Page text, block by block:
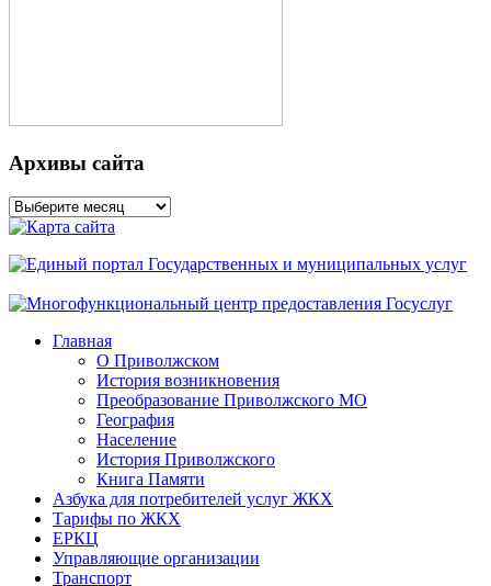
Архивы сайта
Архивы
сайта
Главная
О Приволжском
История возникновения
Преобразование Приволжского МО
География
Население
История Приволжского
Книга Памяти
Азбука для потребителей услуг ЖКХ
Тарифы по ЖКХ
ЕРКЦ
Управляющие организации
Транспорт